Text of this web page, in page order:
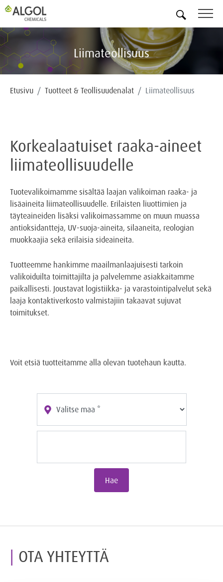
Liimateollisuus
Etusivu Tuotteet & Teollisuudenalat Liimateollisuus
Korkealaatuiset raaka-aineet
liimateollisuudelle
Tuotevalikoimamme sisältää laajan valikoiman raaka- ja
lisäaineita liimateollisuudelle. Erilaisten liuottimien ja
täyteaineiden lisäksi valikoimassamme on muun muassa
antioksidantteja, UV-suoja-aineita, silaaneita, reologian
muokkaajia sekä erilaisia sideaineita.
Tuotteemme hankimme maailmanlaajuisesti tarkoin
valikoiduilta toimittajilta ja palvelemme asiakkaitamme
paikallisesti. Joustavat logistiikka- ja varastointipalvelut sekä
laaja kontaktiverkosto valmistajiin takaavat sujuvat
toimitukset.
Voit etsiä tuotteitamme alla olevan tuotehaun kautta.
Hae
OTA YHTEYTTÄ